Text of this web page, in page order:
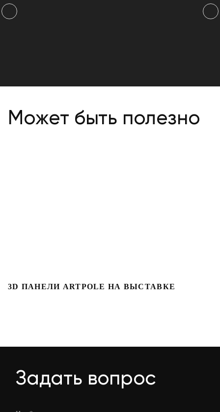
Может быть полезно
3D ПАНЕЛИ ARTPOLE НА ВЫСТАВКЕ
Задать вопрос